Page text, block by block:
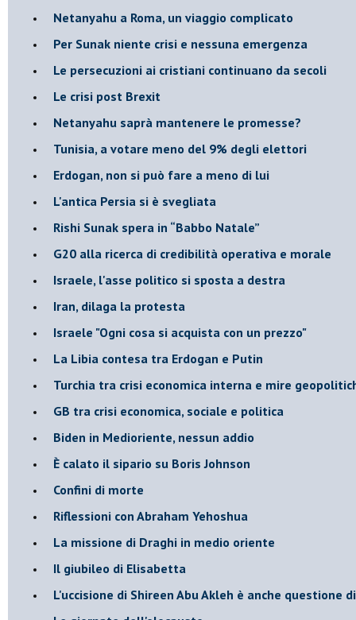
Netanyahu a Roma, un viaggio complicato
Per Sunak niente crisi e nessuna emergenza
Le persecuzioni ai cristiani continuano da secoli
Le crisi post Brexit
Netanyahu saprà mantenere le promesse?
Tunisia, a votare meno del 9% degli elettori
Erdogan, non si può fare a meno di lui
L'antica Persia si è svegliata
Rishi Sunak spera in “Babbo Natale”
G20 alla ricerca di credibilità operativa e morale
Israele, l'asse politico si sposta a destra
Iran, dilaga la protesta
Israele "Ogni cosa si acquista con un prezzo"
La Libia contesa tra Erdogan e Putin
Turchia tra crisi economica interna e mire
GB tra crisi economica, sociale e politica
Biden in Medioriente, nessun addio
È calato il sipario su Boris Johnson
Confini di morte
Riflessioni con Abraham Yehoshua
La missione di Draghi in medio oriente
Il giubileo di Elisabetta
L'uccisione di Shireen Abu Akleh è anche questione